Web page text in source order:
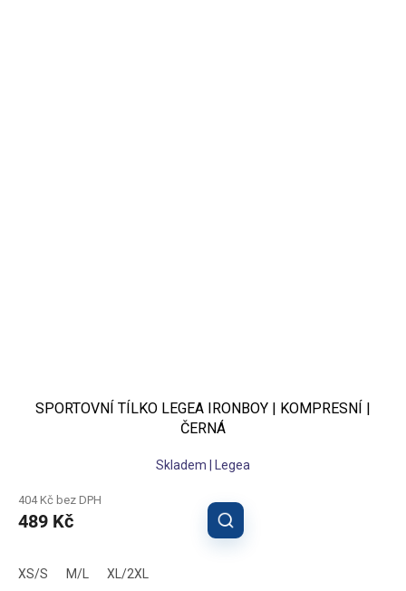
SPORTOVNÍ TÍLKO LEGEA IRONBOY | KOMPRESNÍ |
ČERNÁ
Skladem | Legea
404 Kč bez DPH
489 Kč
XS/S M/L XL/2XL